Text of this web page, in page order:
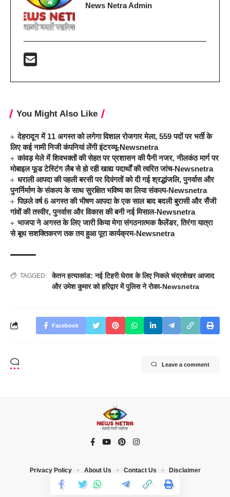
News Netra Admin
You Might Also Like
देहरादून में 11 अगस्त को लगेगा विशाल रोजगार मेला, 559 पदों पर भर्ती के
लिए कई नामी निजी कंपनियां लेंगी इंटरव्यू-Newsnetra
कांवड़ मेले में शिवभक्तों की सेहत पर प्रशासन की पैनी नजर, नीलकंठ मार्ग पर
मोबाइल फूड टेस्टिंग लैब से हो रही खाद्य पदार्थों की त्वरित जांच-Newsnetra
धराली आपदा की पहली बरसी पर दिवंगतों को दी गई श्रद्धांजलि, पुनर्वास और
पुनर्निर्माण के संकल्प के साथ सुरक्षित भविष्य का लिया संकल्प-Newsnetra
पिछले वर्ष 6 अगस्त की भीषण आपदा के एक साल बाद बदली बुरासी और सैंजी
गांवों की तस्वीर, पुनर्वास और विकास की बनी नई मिसाल-Newsnetra
भाजपा ने अगस्त के लिए जारी किया मेगा संगठनात्मक कैलेंडर, तिरंगा यात्रा
से बूथ सशक्तिकरण तक तय हुआ पूरा कार्यक्रम-Newsnetra
TAGGED:
केतन हत्याकांड: नई टिहरी घेराव के लिए निकले चंद्रशेखर आजाद
और उमेश कुमार को हरिद्वार में पुलिस ने रोका-Newsnetra
Facebook
Leave a comment
© 2023 News Netra. All Rights Reserved |
Privacy Policy About Us Contact Us Disclaimer